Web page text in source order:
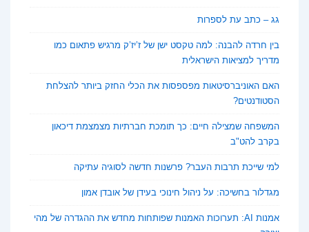
גג – כתב עת לספרות
בין חרדה להבנה: למה טקסט ישן של ז’יז’ק מרגיש פתאום כמו
מדריך למציאות הישראלית
האם האוניברסיטאות מפספסות את הכלי החזק ביותר להצלחת
הסטודנטים?
המשפחה שמצילה חיים: כך תומכת חברתיות מצמצמת דיכאון
בקרב להט"ב
למי שייכת תרבות העבר? פרשנות חדשה לסוגיה עתיקה
מגדלור בחשיכה: על ניהול חינוכי בעידן של אובדן אמון
אמנות AI: תערוכות האמנות שפותחות מחדש את ההגדרה של מהי